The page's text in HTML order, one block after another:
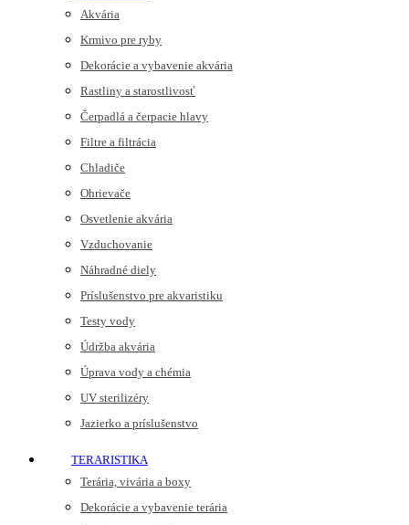
Akvária
Krmivo pre ryby
Dekorácie a vybavenie akvária
Rastliny a starostlivosť
Čerpadlá a čerpacie hlavy
Filtre a filtrácia
Chladiče
Ohrievače
Osvetlenie akvária
Vzduchovanie
Náhradné diely
Príslušenstvo pre akvaristiku
Testy vody
Údržba akvária
Úprava vody a chémia
UV sterilizéry
Jazierko a príslušenstvo
TERARISTIKA
Terária, vivária a boxy
Dekorácie a vybavenie terária